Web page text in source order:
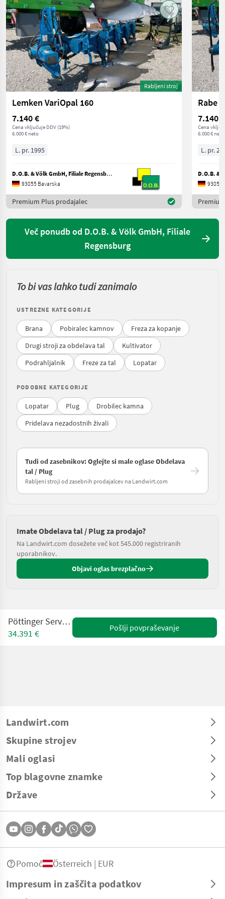
Rabljeni stroj
Lemken VariOpal 160
7.140 €
Cena vključuje DDV (19%)
6.000 € neto
L. pr. 1995
D.O.B. & Völk GmbH, Filiale Regensburg
93055 Bavarska
Premium Plus prodajalec
Rabe
7.140 €
Cena
6.000 € neto
L. pr.
93055
Več ponudb od D.O.B. & Völk GmbH, Filiale
Regensburg
To bi vas lahko tudi zanimalo
USTREZNE KATEGORIJE
Brana Pobiralec kamnov
Freza za kopanje
Drugi stroji za obdelava tal
Kultivator
Podrahljalnik
Freze za tal Lopatar
PODOBNE KATEGORIJE
Lopatar Plug
Drobilec kamna
Pridelava nezadostnih živali
Tudi od zasebnikov: Oglejte si male oglase Obdelava
tal / Plug
Rabljeni stroji od zasebnih prodajalcev na Landwirt.com
Imate Obdelava tal / Plug za prodajo?
Na Landwirt.com dosežete več kot 545.000 registriranih
uporabnikov.
Objavi oglas brezplačno
Pöttinger Servo 45 S Plus
34.391 €
Pošlji povpraševanje
Landwirt.com
Skupine strojev
Mali oglasi
Top blagovne znamke
Države
Impresum in zaščita podatkov
Pomoč Österreich | EUR